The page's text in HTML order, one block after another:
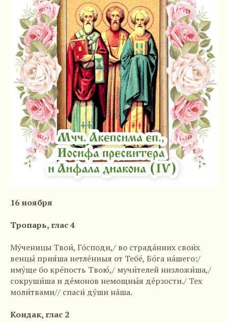
16 ноября
Тропарь, глас 4
Му́ченицы Твои́, Го́споди,/ во страда́ниих свои́х
венцы́ прия́ша нетле́нныя от Тебе́, Бо́га на́шего:/
иму́ще бо кре́пость Твою́,/ мучи́телей низложи́ша,/
сокруши́ша и де́монов немощны́я де́рзости./ Тех
моли́твами// спаси́ ду́ши на́ша.
Кондак, глас 2